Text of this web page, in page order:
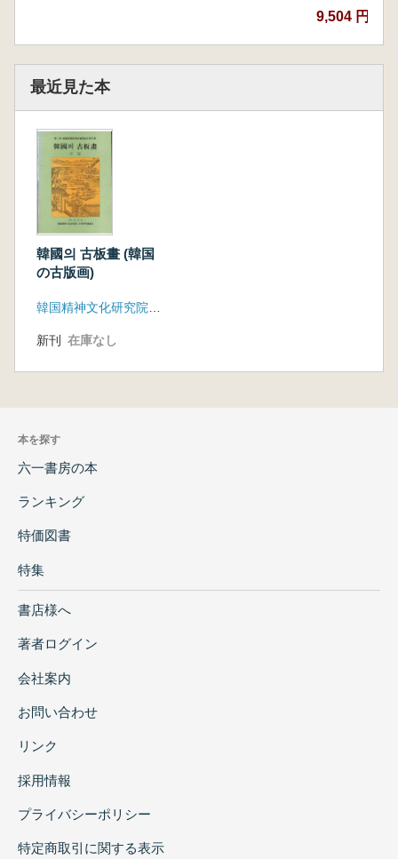
9,504 円
最近見た本
韓國의 古板畫 (韓国
の古版画)
新刊 在庫なし
本を探す
六一書房の本
ランキング
特価図書
特集
書店様へ
著者ログイン
会社案内
お問い合わせ
リンク
採用情報
プライバシーポリシー
特定商取引に関する表示